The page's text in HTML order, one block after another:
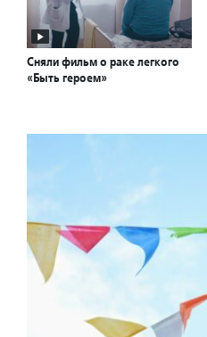
Сняли фильм о раке легкого
«Быть героем»